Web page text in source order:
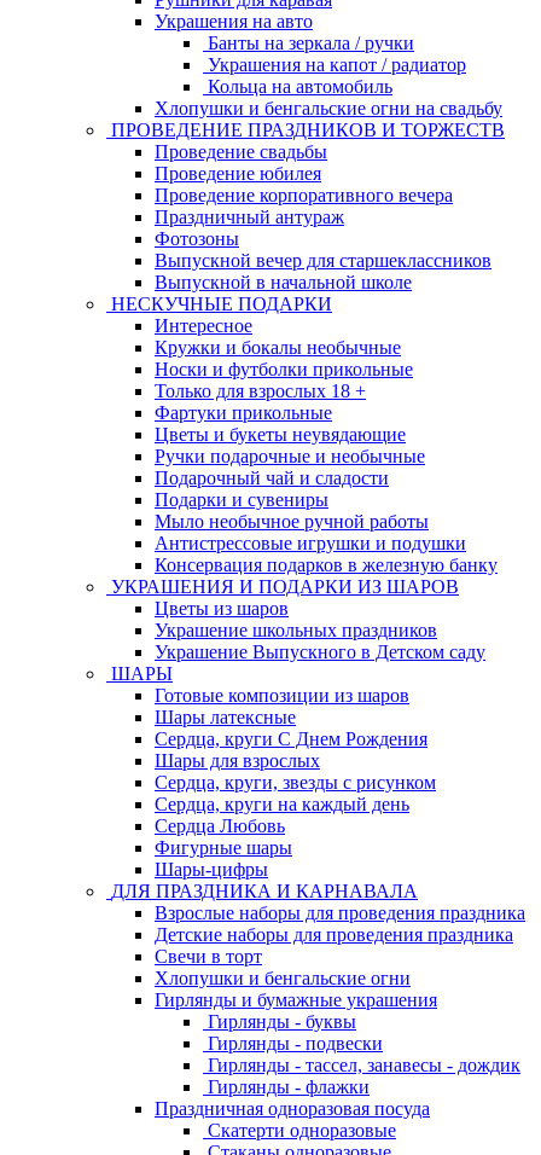
Украшения на авто
Банты на зеркала / ручки
Украшения на капот / радиатор
Кольца на автомобиль
Хлопушки и бенгальские огни на свадьбу
ПРОВЕДЕНИЕ ПРАЗДНИКОВ И ТОРЖЕСТВ
Проведение свадьбы
Проведение юбилея
Проведение корпоративного вечера
Праздничный антураж
Фотозоны
Выпускной вечер для старшеклассников
Выпускной в начальной школе
НЕСКУЧНЫЕ ПОДАРКИ
Интересное
Кружки и бокалы необычные
Носки и футболки прикольные
Только для взрослых 18 +
Фартуки прикольные
Цветы и букеты неувядающие
Ручки подарочные и необычные
Подарочный чай и сладости
Подарки и сувениры
Мыло необычное ручной работы
Антистрессовые игрушки и подушки
Консервация подарков в железную банку
УКРАШЕНИЯ И ПОДАРКИ ИЗ ШАРОВ
Цветы из шаров
Украшение школьных праздников
Украшение Выпускного в Детском саду
ШАРЫ
Готовые композиции из шаров
Шары латексные
Сердца, круги С Днем Рождения
Шары для взрослых
Сердца, круги, звезды с рисунком
Сердца, круги на каждый день
Сердца Любовь
Фигурные шары
Шары-цифры
ДЛЯ ПРАЗДНИКА И КАРНАВАЛА
Взрослые наборы для проведения праздника
Детские наборы для проведения праздника
Свечи в торт
Хлопушки и бенгальские огни
Гирлянды и бумажные украшения
Гирлянды - буквы
Гирлянды - подвески
Гирлянды - тассел, занавесы - дождик
Гирлянды - флажки
Праздничная одноразовая посуда
Скатерти одноразовые